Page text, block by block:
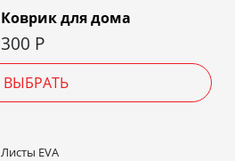
Коврик для дома
300 Р
ВЫБРАТЬ
Листы EVA